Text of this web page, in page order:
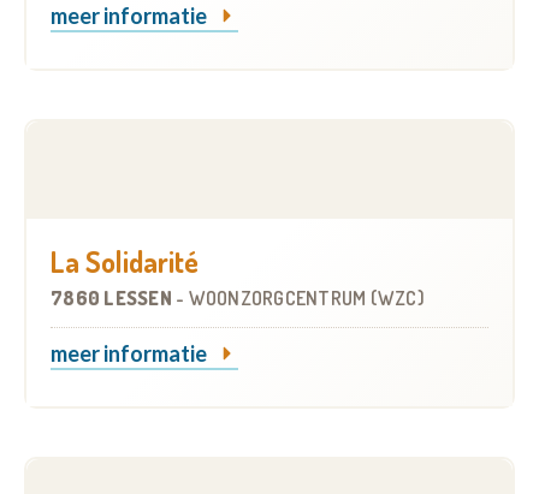
meer informatie
La Solidarité
7860 LESSEN - WOONZORGCENTRUM (WZC)
meer informatie